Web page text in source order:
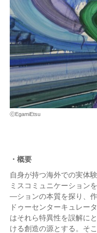
ⓒEgamiEtsu
・概要
⾃⾝が持つ海外での実体
ミスコミュニケーション
―ションの本質を探り、
ドゥーセンターキュレー
はそれら特異性を誤解に
ける創造の源とする。そ